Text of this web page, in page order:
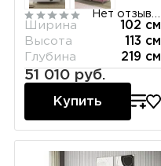
Нет отзывов
Ширина
102 см
Высота
113 см
Глубина
219 см
51 010 руб.
Купить